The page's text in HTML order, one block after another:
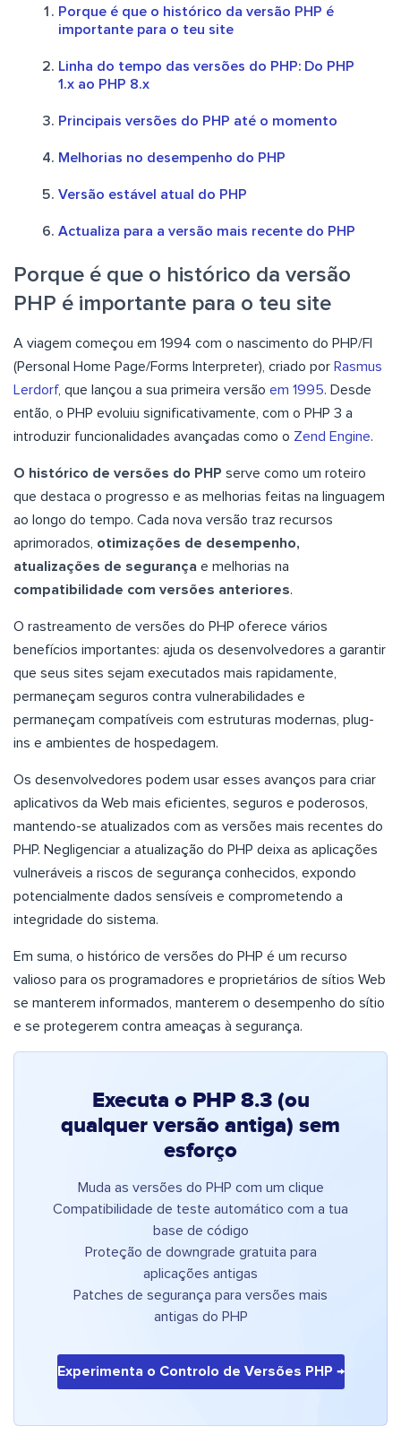
Porque é que o histórico da versão PHP é
importante para o teu site
Linha do tempo das versões do PHP: Do PHP
1.x ao PHP 8.x
Principais versões do PHP até o momento
Melhorias no desempenho do PHP
Versão estável atual do PHP
Actualiza para a versão mais recente do PHP
Porque é que o histórico da versão
PHP é importante para o teu site
A viagem começou em 1994 com o nascimento do PHP/FI
(Personal Home Page/Forms Interpreter), criado por Rasmus
Lerdorf, que lançou a sua primeira versão em 1995. Desde
então, o PHP evoluiu significativamente, com o PHP 3 a
introduzir funcionalidades avançadas como o Zend Engine.
O histórico de versões do PHP serve como um roteiro
que destaca o progresso e as melhorias feitas na linguagem
ao longo do tempo. Cada nova versão traz recursos
aprimorados, otimizações de desempenho,
atualizações de segurança e melhorias na
compatibilidade com versões anteriores.
O rastreamento de versões do PHP oferece vários
benefícios importantes: ajuda os desenvolvedores a garantir
que seus sites sejam executados mais rapidamente,
permaneçam seguros contra vulnerabilidades e
permaneçam compatíveis com estruturas modernas, plug-
ins e ambientes de hospedagem.
Os desenvolvedores podem usar esses avanços para criar
aplicativos da Web mais eficientes, seguros e poderosos,
mantendo-se atualizados com as versões mais recentes do
PHP. Negligenciar a atualização do PHP deixa as aplicações
vulneráveis a riscos de segurança conhecidos, expondo
potencialmente dados sensíveis e comprometendo a
integridade do sistema.
Em suma, o histórico de versões do PHP é um recurso
valioso para os programadores e proprietários de sítios Web
se manterem informados, manterem o desempenho do sítio
e se protegerem contra ameaças à segurança.
Executa o PHP 8.3 (ou
qualquer versão antiga) sem
esforço
Muda as versões do PHP com um clique
Compatibilidade de teste automático com a tua
base de código
Proteção de downgrade gratuita para
aplicações antigas
Patches de segurança para versões mais
antigas do PHP
Experimenta o Controlo de Versões PHP →